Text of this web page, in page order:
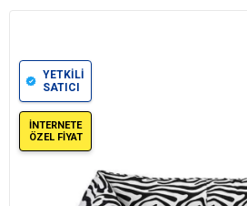
YETKİLİ
SATICI
İNTERNETE
ÖZEL FİYAT